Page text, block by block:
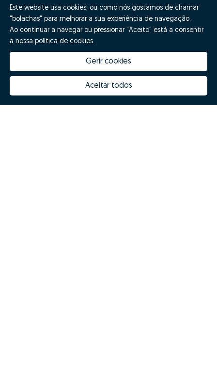
Este website usa cookies, ou como nós gostamos de chamar
"bolachas" para melhorar a sua experiência de navegação.
Ao continuar a navegar ou pressionar "Aceito" está a consentir
a nossa política de cookies.
Gerir cookies
Aceitar todos